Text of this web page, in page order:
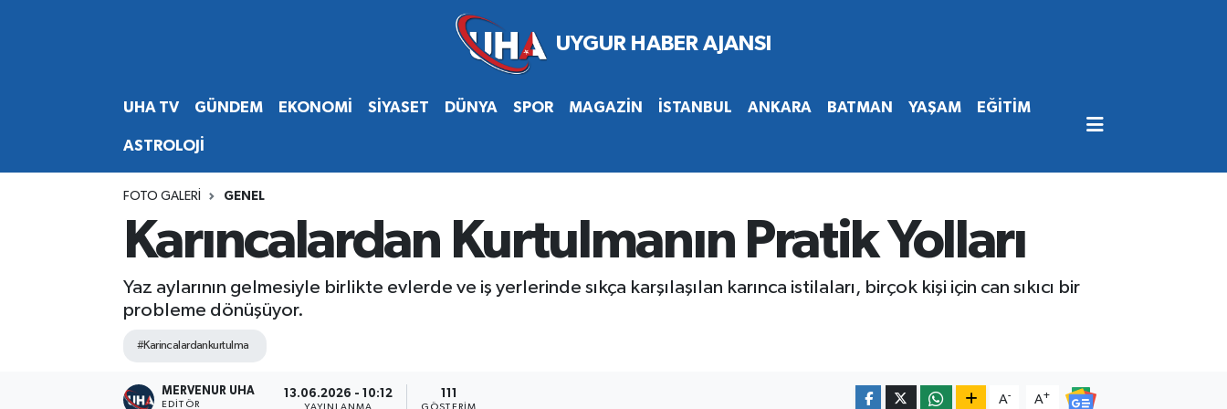
UHA TV GÜNDEM EKONOMİ SİYASET DÜNYA SPOR MAGAZİN İSTANBUL ANKARA BATMAN YAŞAM EĞİTİM
ASTROLOJİ
FOTO GALERI GENEL
Karıncalardan Kurtulmanın Pratik Yolları
Yaz aylarının gelmesiyle birlikte evlerde ve iş yerlerinde sıkça karşılaşılan karınca istilaları, birçok kişi için can sıkıcı bir
probleme dönüşüyor.
#Karincalardankurtulma
MERVENUR UHA
EDITÖR
13.06.2026 - 10:12
YAYINLANMA
111
GÖSTERIM
A- A+
Hava Durumu
Süper Lig Puan Durumu ve Fikstür
Tüm Manşetler
Son Dakika Haberleri
Haber Arşivi